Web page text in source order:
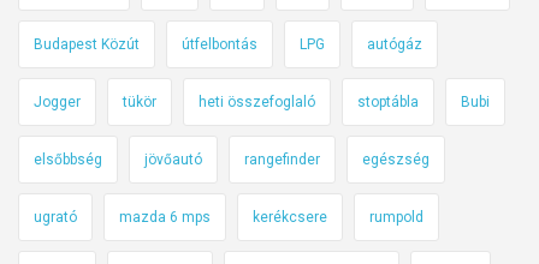
Budapest Közút útfelbontás LPG autógáz
Jogger tükör heti összefoglaló stoptábla Bubi
elsőbbség jövőautó rangefinder egészség
ugrató mazda 6 mps kerékcsere rumpold